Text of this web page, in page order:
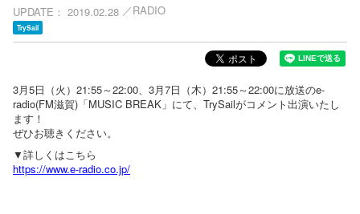
UPDATE 2019.02.28 RADIO
TrySail
3月5日（火）21:55～22:00、3月7日（木）21:55～22:00に放送のe-
radio(FM滋賀)「MUSIC BREAK」にて、TrySailがコメント出演いたし
ます！
ぜひお聴きください。
▼詳しくはこちら
https://www.e-radio.co.jp/